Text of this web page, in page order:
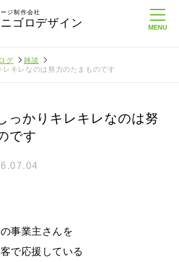
ジ制作会社
ゴロデザイン
グ
雑談
レキレなのは努力のたまものです
っかりキレキレなのは努
です
事業主さんを
で応援している
でご依頼いただけるのがありがた